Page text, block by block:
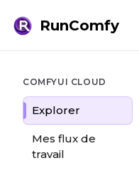
RunComfy
COMFYUI CLOUD
Explorer
Mes flux de
travail